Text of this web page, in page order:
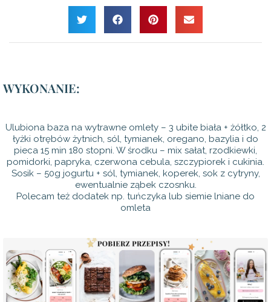
WYKONANIE:
Ulubiona baza na wytrawne omlety – 3 ubite biała + żółtko, 2
łyżki otrębów żytnich, sól, tymianek, oregano, bazylia i do
pieca 15 min 180 stopni. W środku – mix sałat, rzodkiewki,
pomidorki, papryka, czerwona cebula, szczypiorek i cukinia.
Sosik – 50g jogurtu + sól, tymianek, koperek, sok z cytryny,
ewentualnie ząbek czosnku.
Polecam też dodatek np. tuńczyka lub siemie lniane do
omleta